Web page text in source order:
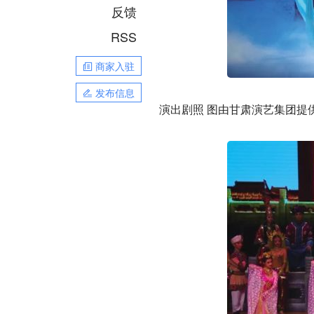
反馈
RSS
商家入驻
发布信息
演出剧照 图由甘肃演艺集团提